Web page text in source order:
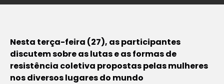
Nesta terça-feira (27), as participantes
discutem sobre as lutas e as formas de
resistência coletiva propostas pelas mulheres
nos diversos lugares do mundo